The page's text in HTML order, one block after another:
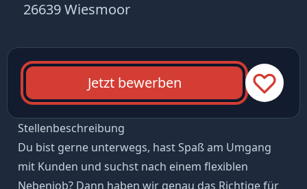
26639 Wiesmoor
Jetzt bewerben
Stellenbeschreibung
Du bist gerne unterwegs, hast Spaß am Umgang
mit Kunden und suchst nach einem flexiblen
Nebenjob? Dann haben wir genau das Richtige für